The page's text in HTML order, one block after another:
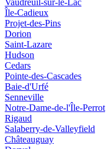
Vaudreuil-sur-le-Lac
Île-Cadieux
Projet-des-Pins
Dorion
Saint-Lazare
Hudson
Cedars
Pointe-des-Cascades
Baie-d'Urfé
Senneville
Notre-Dame-de-l'Île-Perrot
Rigaud
Salaberry-de-Valleyfield
Châteauguay